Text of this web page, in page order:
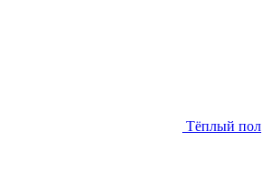
Тёплый пол